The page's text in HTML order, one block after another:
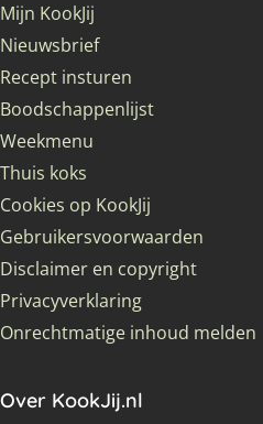
Mijn KookJij
Nieuwsbrief
Recept insturen
Boodschappenlijst
Weekmenu
Thuis koks
Cookies op KookJij
Gebruikersvoorwaarden
Disclaimer en copyright
Privacyverklaring
Onrechtmatige inhoud melden
Over KookJij.nl